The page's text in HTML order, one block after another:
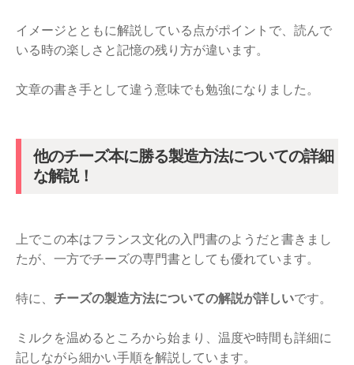
イメージとともに解説している点がポイントで、読んで
いる時の楽しさと記憶の残り方が違います。
文章の書き手として違う意味でも勉強になりました。
他のチーズ本に勝る製造方法についての詳細
な解説！
上でこの本はフランス文化の入門書のようだと書きまし
たが、一方でチーズの専門書としても優れています。
特に、 チーズの製造方法についての解説が詳しいです。
ミルクを温めるところから始まり、温度や時間も詳細に
記しながら細かい手順を解説しています。